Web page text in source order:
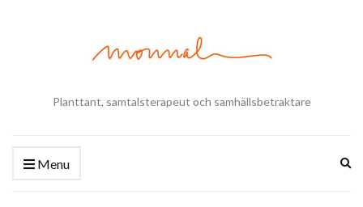
Planttant, samtalsterapeut och samhällsbetraktare
Menu